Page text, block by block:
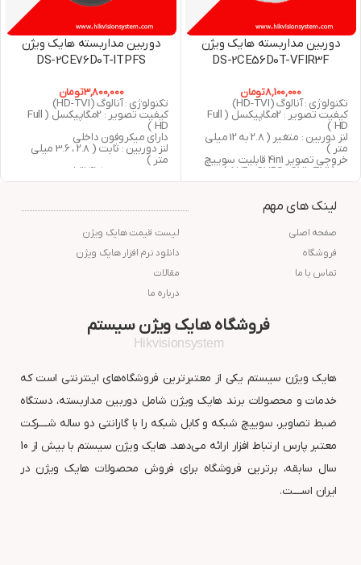
دوربین مداربسته هایک ویژن
DS-2CE56D0T-VFIR3F
8,100,000تومان
تکنولوژی : آنالوگ (HD-TVI)
کیفیت تصویر : 2مگاپیکسل ( Full
HD )
لنز دوربین : متغیر ( 2.8 به 12 میلی
متر )
خروجی تصویر 4in1 قابلیت سوییچ
به ( AHD , CVBS , CVI , TVI )
دید در شب : 40 متر مربع
گارانتی : 24 ماه شرکت پارس ارتباط
افزار
دوربین مداربسته هایک ویژن
DS-2CE76D0T-ITPFS
3,800,000تومان
تکنولوژی : آنالوگ (HD-TVI)
کیفیت تصویر : 2مگاپیکسل ( Full
HD )
دارای میکروفون داخلی
لنز دوربین : ثابت ( 2.8 ، 3.6 میلی
متر )
خروجی تصویر 4in1 قابلیت سوییچ
به ( AHD , CVBS , CVI , TVI )
لینک های مهم
صفحه اصلی
فروشگاه
تماس با ما
لیست قیمت هایک ویژن
دانلود نرم افزار هایک ویژن
مقالات
درباره ما
فروشگاه هایک ویژن سیستم
Hikvisionsystem
هایک ویژن سیستم یکی از معتبرترین فروشگاه‌های اینترنتی است که
خدمات و محصولات برند هایک ویژن شامل دوربین مداربسته، دستگاه
ضبط تصاویر، سوییچ شبکه و کابل شبکه را با گارانتی دو ساله شــــرکت
معتبر پارس ارتباط افزار ارائه می‌دهد. هایک ویژن سیستم با بیش از 10
سال سابقه، برترین فروشگاه برای فروش محصولات هایک ویژن در
ایران اســــت.